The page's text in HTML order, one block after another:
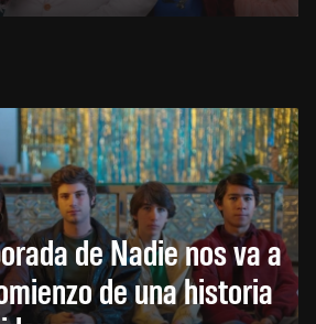
de Nadie nos va a
de una historia